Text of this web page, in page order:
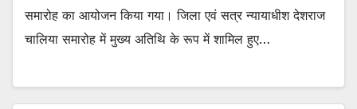
समारोह का आयोजन किया गया। जिला एवं सत्र न्यायाधीश देशराज
चालिया समारोह में मुख्य अतिथि के रूप में शामिल हुए…